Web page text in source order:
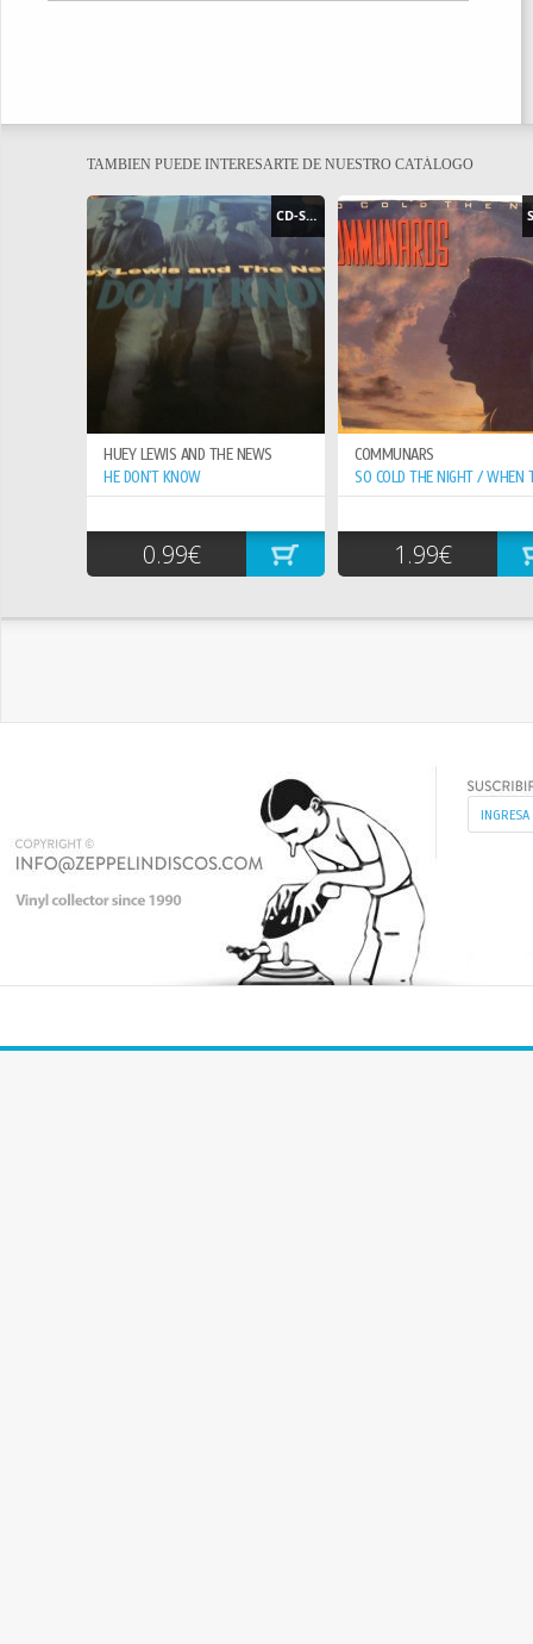
TAMBIEN PUEDE INTERESARTE DE NUESTRO CATÁLOGO
CD-SINGLE
HUEY LEWIS AND THE NEWS
HE DON`T KNOW
0.99€
COMMUNARS
1.99€